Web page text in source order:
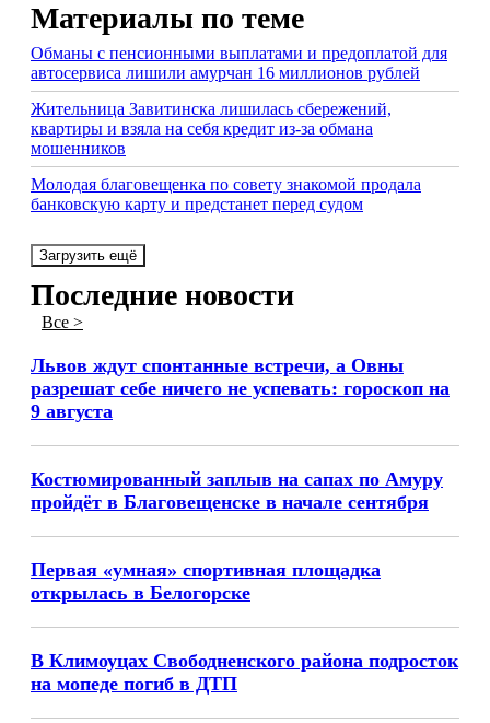
Материалы по теме
Обманы с пенсионными выплатами и предоплатой для
автосервиса лишили амурчан 16 миллионов рублей
Жительница Завитинска лишилась сбережений,
квартиры и взяла на себя кредит из-за обмана
мошенников
Молодая благовещенка по совету знакомой продала
банковскую карту и предстанет перед судом
Загрузить ещё
Последние новости
Все >
Львов ждут спонтанные встречи, а Овны
разрешат себе ничего не успевать: гороскоп на
9 августа
Костюмированный заплыв на сапах по Амуру
пройдёт в Благовещенске в начале сентября
Первая «умная» спортивная площадка
открылась в Белогорске
В Климоуцах Свободненского района подросток
на мопеде погиб в ДТП